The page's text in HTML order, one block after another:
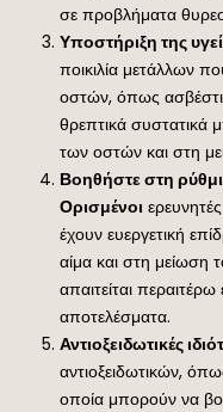
σε προβλήματα
Υποστήριξη της
ποικιλία μετάλλων
οστών, όπως
θρεπτικά
των οστών και στη
Βοηθήστε στη
Ορισμένοι
έχουν ευεργετική
αίμα και στη μείωση
απαιτείται
αποτελέσματα.
Αντιοξειδωτικές
αντιοξειδωτικών,
οποία μπορούν να